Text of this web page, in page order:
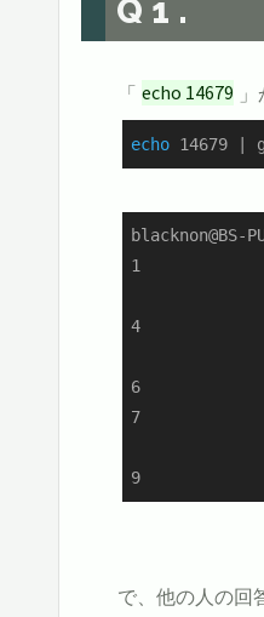
Q1.
「 echo 14679
echo 14679 |
1
4
6
7
9
で、他の人の回